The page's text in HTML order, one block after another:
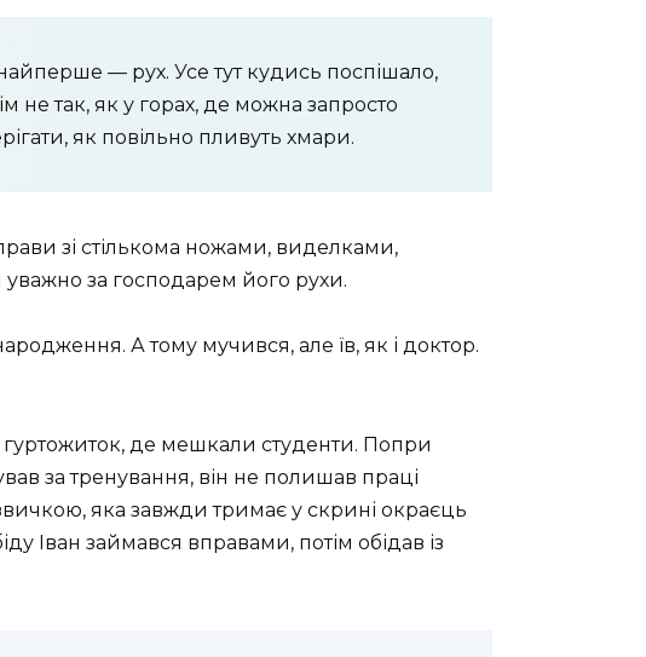
— рух. Усе тут кудись поспішало,
не так, як у горах, де можна запросто
як повільно пливуть хмари.
зі стількома ножами, виделками,
за господарем його рухи.
А тому мучився, але їв, як і доктор.
де мешкали студенти. Попри
за тренування, він не полишав праці
яка завжди тримає у скрині окраєць
Іван займався вправами, потім обідав із